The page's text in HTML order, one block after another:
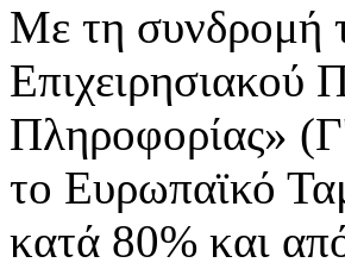
Με τη συνδρομή
Επιχειρησιακού
Πληροφορίας»
το Ευρωπαϊκό
κατά 80% και